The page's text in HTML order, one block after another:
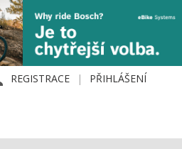
REGISTRACE PŘIHLÁŠENÍ